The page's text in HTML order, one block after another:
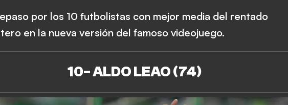
por los 10 futbolistas con mejor media del rentado
en la nueva versión del famoso videojuego.
10- ALDO LEAO (74)